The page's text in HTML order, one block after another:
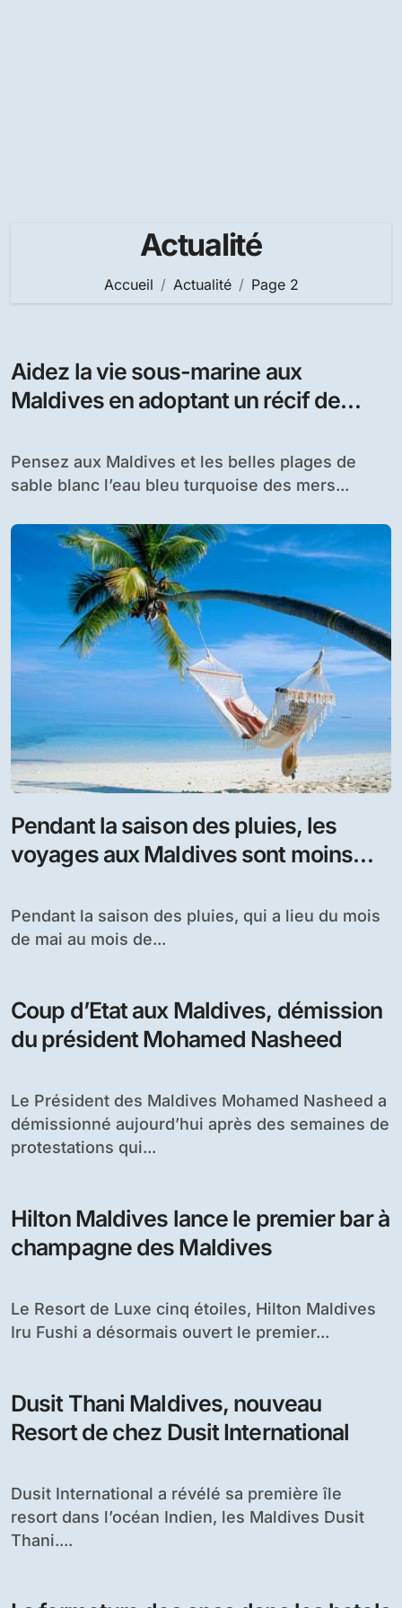
Actualité
Accueil Actualité Page 2
Aidez la vie sous-marine aux
Maldives en adoptant un récif de
Pensez aux Maldives et les belles plages de
sable blanc l’eau bleu turquoise des mers...
Pendant la saison des pluies, les
voyages aux Maldives sont moins
Pendant la saison des pluies, qui a lieu du mois
de mai au mois de...
Coup d’Etat aux Maldives, démission
du président Mohamed Nasheed
Le Président des Maldives Mohamed Nasheed a
démissionné aujourd’hui après des semaines de
protestations qui...
Hilton Maldives lance le premier bar à
champagne des Maldives
Le Resort de Luxe cinq étoiles, Hilton Maldives
Iru Fushi a désormais ouvert le premier...
Dusit Thani Maldives, nouveau
Resort de chez Dusit International
Dusit International a révélé sa première île
resort dans l’océan Indien, les Maldives Dusit
Thani....